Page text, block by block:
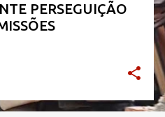
PERSEGUIÇÃO